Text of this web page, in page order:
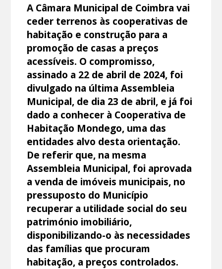
A Câmara Municipal de Coimbra vai
ceder terrenos às cooperativas de
habitação e construção para a
promoção de casas a preços
acessíveis. O compromisso,
assinado a 22 de abril de 2024, foi
divulgado na última Assembleia
Municipal, de dia 23 de abril, e já foi
dado a conhecer à Cooperativa de
Habitação Mondego, uma das
entidades alvo desta orientação.
De referir que, na mesma
Assembleia Municipal, foi aprovada
a venda de imóveis municipais, no
pressuposto do Município
recuperar a utilidade social do seu
património imobiliário,
disponibilizando-o às necessidades
das famílias que procuram
habitação, a preços controlados.